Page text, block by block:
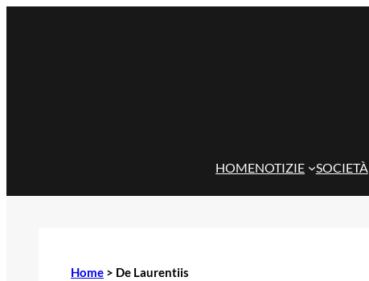
HOMENOTIZIE SOCIETÀ
Home > De Laurentiis